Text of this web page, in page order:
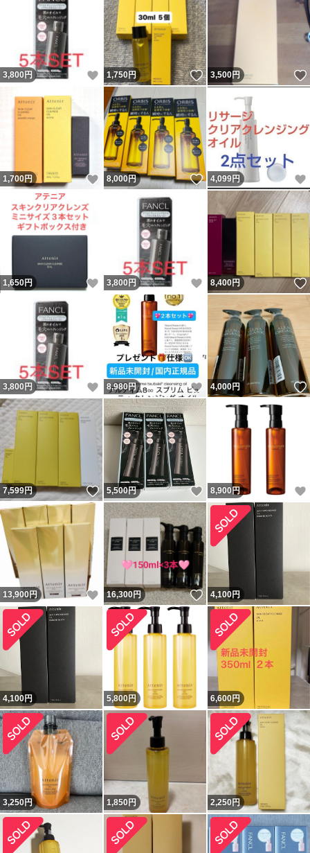
3,800 円 いいね！
1,750円 いいね！
3,500円
1,700円 いいね！
8,000円 いいね！
4,099円
1,650円 いいね！
3,800 円 いいね！
8,400円
3,800 円 いいね！
8,980円 いいね！
4,000円
7,599円 いいね！
5,500円 いいね！
8,900円
13,900円 いいね！
16,300円 いいね！
4,100円
4,100円 5,800円 6,600円
3,250円 1,850円 2,250円